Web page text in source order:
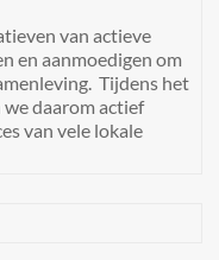
van actieve
en aanmoedigen om
Tijdens het
daarom actief
van vele lokale